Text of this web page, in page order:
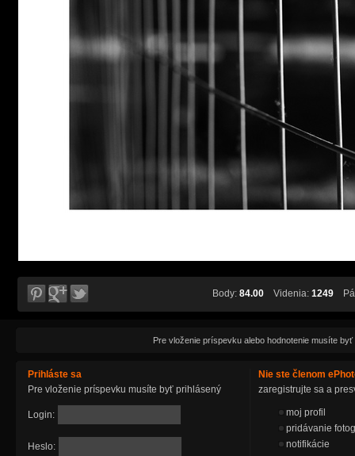
Body: 84.00 Videnia: 1249
Pre vloženie príspevku alebo hodnotenie musíte byť
Prihláste sa
Pre vloženie príspevku musíte byť prihlásený
Login:
Heslo:
Nie ste členom
zaregistrujte sa a
moj profil
pridávanie
notifikácie